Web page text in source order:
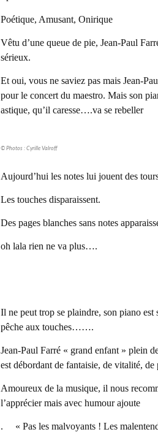
Poétique, Amusant, Onirique
Vêtu d’une queue de pie, Jean-Paul
sérieux.
Et oui, vous ne saviez pas mais Jean-
pour le concert du maestro. Mais son
astique, qu’il caresse….va se rebeller
© Photos : Cyrille Valroff
Aujourd’hui les notes lui jouent des
Les touches disparaissent.
Des pages blanches sans notes
oh lala rien ne va plus….
Il ne peut trop se plaindre, son piano
pêche aux touches…….
Jean-Paul Farré « grand enfant » plein
est débordant de fantaisie, de vitalité,
Amoureux de la musique, il nous
l’apprécier mais avec humour ajoute
. « Pas les malvoyants ! Les